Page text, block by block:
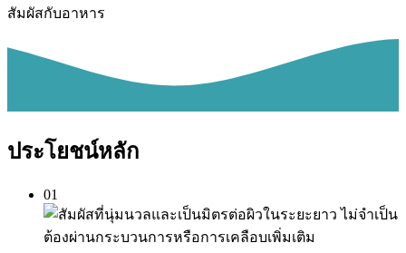
สัมผัสกับอาหาร
ประโยชน์หลัก
01